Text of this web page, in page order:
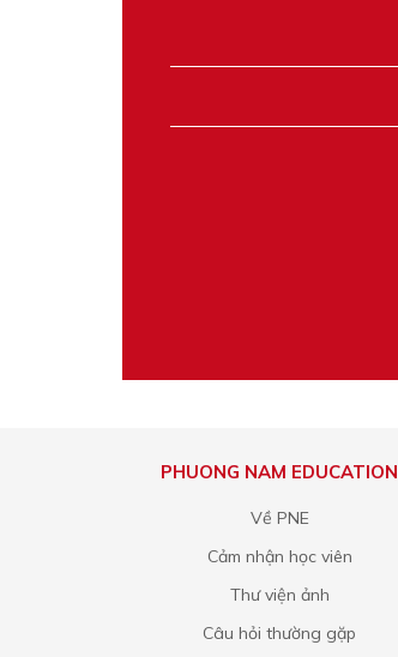
PHUONG NAM EDUCATION
Về PNE
Cảm nhận học viên
Thư viện ảnh
Câu hỏi thường gặp